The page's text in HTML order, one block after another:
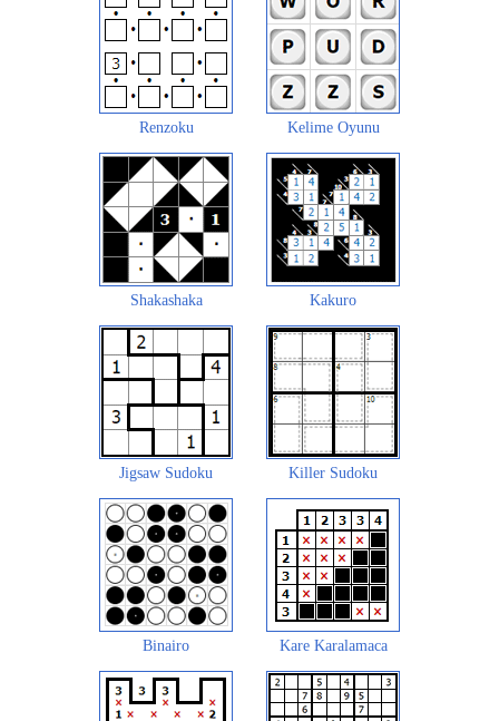
Renzoku Kelime Oyunu
Shakashaka Kakuro
Jigsaw Sudoku Killer Sudoku
Binairo Kare Karalamaca